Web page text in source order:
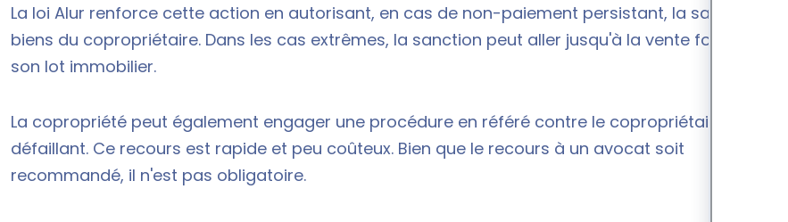
La loi Alur renforce cette action en autorisant, en cas de non-paiement persistant, la saisie des
biens du copropriétaire. Dans les cas extrêmes, la sanction peut aller jusqu'à la vente forcée de
son lot immobilier.
La copropriété peut également engager une procédure en référé contre le copropriétaire
défaillant. Ce recours est rapide et peu coûteux. Bien que le recours à un avocat soit
recommandé, il n'est pas obligatoire.